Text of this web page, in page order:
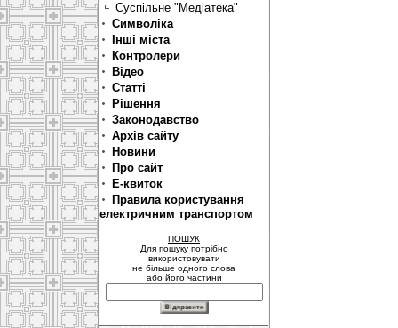
Суспільне "Медіатека"
Символіка
Інші міста
Контролери
Відео
Статті
Рішення
Законодавство
Архів сайту
Новини
Про сайт
Е-квиток
Правила користування
електричним транспортом
ПОШУК
Для пошуку потрібно
використовувати
не більше одного слова
або його частини